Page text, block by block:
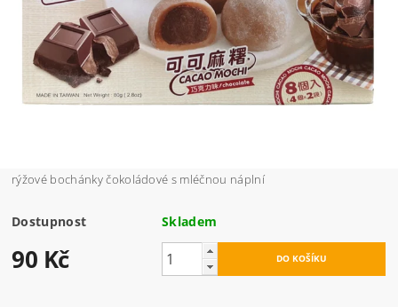
rýžové bochánky čokoládové s mléčnou náplní
Dostupnost Skladem
90 Kč